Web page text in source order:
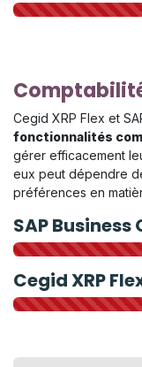
Cegid XRP Flex et
fonctionnalités
gérer efficacement
eux peut dépendre
préférences en
SAP Business
Cegid XRP